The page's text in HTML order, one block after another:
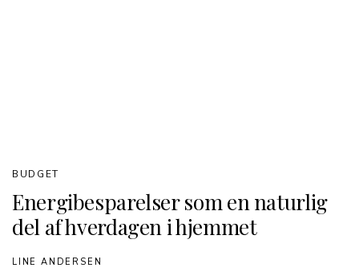
Energibesparelser som en naturlig
del af hverdagen i hjemmet
BUDGET
LINE ANDERSEN